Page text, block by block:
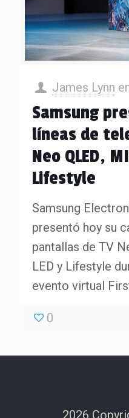
James Lynn
Samsung
líneas de
Neo QLED,
Lifestyle
Samsung
presentó hoy su
pantallas de TV
LED y Lifestyle
evento virtual
0
2026